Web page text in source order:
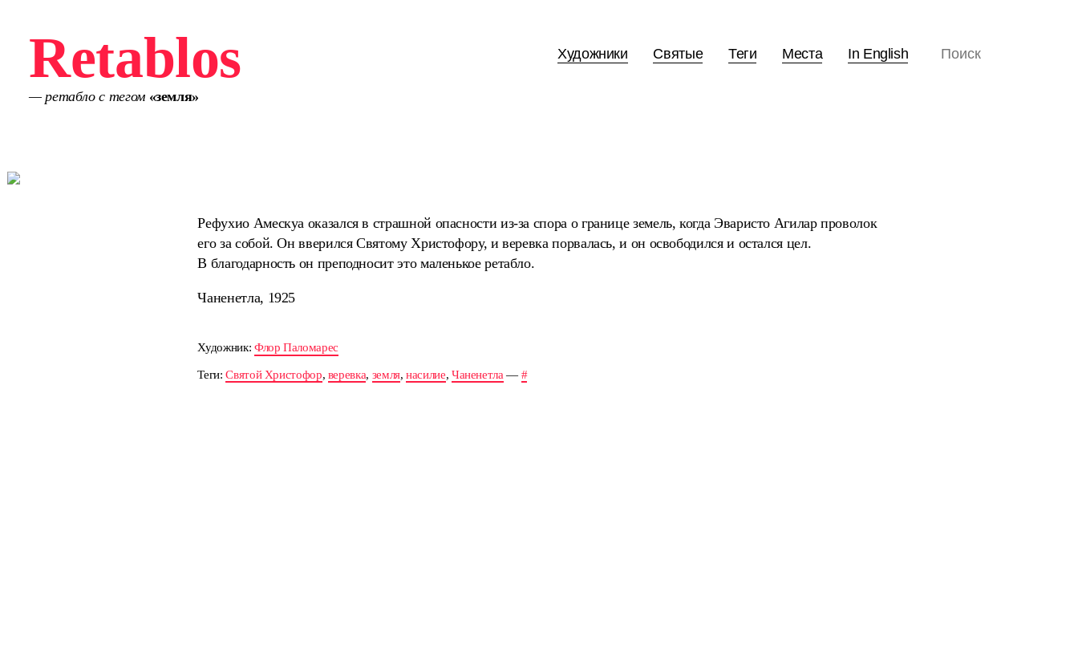
Retablos Художники Святые Теги Места In English
— ретабло с тегом «земля»
Рефухио Амескуа оказался в страшной опасности из-за спора о границе земель, когда Эваристо Агилар проволок
его за собой. Он вверился Святому Христофору, и веревка порвалась, и он освободился и остался цел.
В благодарность он преподносит это маленькое ретабло.
Чаненетла, 1925
Художник: Флор Паломарес
Теги:Святой Христофор, веревка, земля,насилие, Чаненетла — #